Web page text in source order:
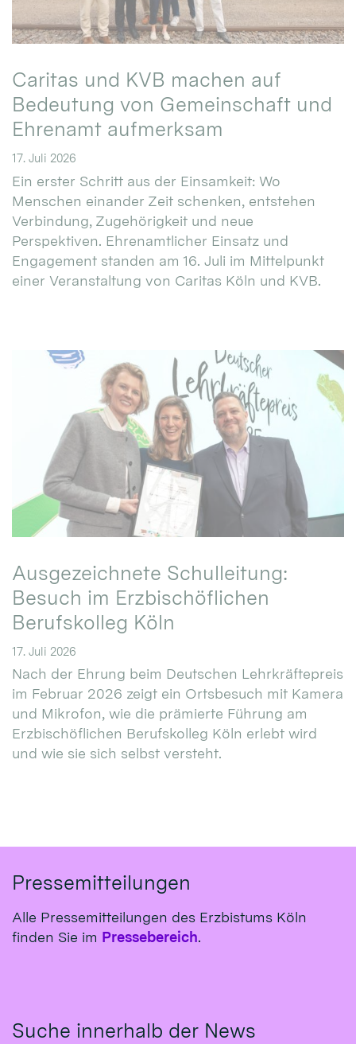
Caritas und KVB machen auf
Bedeutung von Gemeinschaft und
Ehrenamt aufmerksam
17. Juli 2026
Ein erster Schritt aus der Einsamkeit: Wo
Menschen einander Zeit schenken, entstehen
Verbindung, Zugehörigkeit und neue
Perspektiven. Ehrenamtlicher Einsatz und
Engagement standen am 16. Juli im Mittelpunkt
einer Veranstaltung von Caritas Köln und KVB.
Ausgezeichnete Schulleitung:
Besuch im Erzbischöflichen
Berufskolleg Köln
17. Juli 2026
Nach der Ehrung beim Deutschen Lehrkräftepreis
im Februar 2026 zeigt ein Ortsbesuch mit Kamera
und Mikrofon, wie die prämierte Führung am
Erzbischöflichen Berufskolleg Köln erlebt wird
und wie sie sich selbst versteht.
Pressemitteilungen
Alle Pressemitteilungen des Erzbistums Köln
finden Sie im Pressebereich.
Suche innerhalb der News